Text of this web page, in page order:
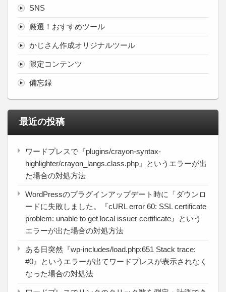
SNS
厳選！おすすめツール
かじさん作成オリジナルツール
限定コンテンツ
備忘録
最近の投稿
ワードプレスで『plugins/crayon-syntax-
highlighter/crayon_langs.class.php』というエラーが出
た場合の対処方法
WordPressのプラグインアップデート時に「ダウンロ
ードに失敗しました。『cURL error 60: SSL certificate
problem: unable to get local issuer certificate』という
エラーが出た場合の対処方法
ある日突然『wp-includes/load.php:651 Stack trace:
#0』というエラーが出てワードプレスが表示されなく
なった場合の対処法